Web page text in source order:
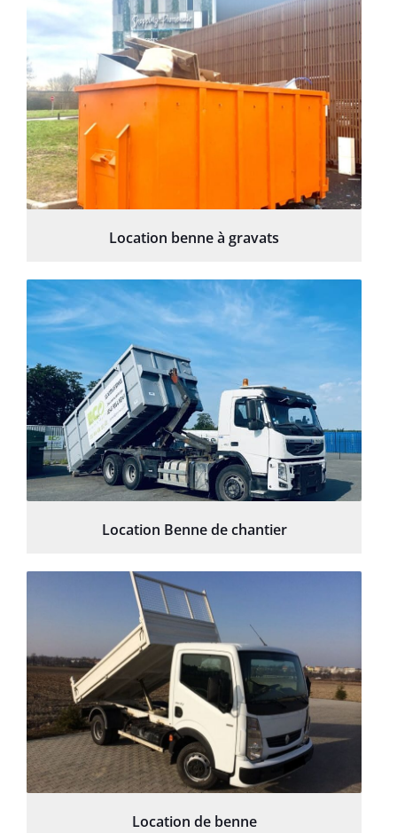
Location benne à gravats
Location Benne de chantier
Location de benne